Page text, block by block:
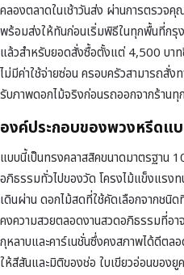
คลองตลาดในเช้าวันส่ง ผ่านการตรวจคุ
พร้อมส่งให้ทันก่อนเริ่มพิธีในทุกพื้นที่กรุ
แล้วสำหรับยอดสั่งซื้อตั้งแต่ 4,500 บาท
ไม่มีค่าใช้จ่ายซ่อน ครอบครัวสามารถสั่
รับภาพดอกไม้จริงก่อนรถออกจากร้านทุ
องค์ประกอบของพวงหรีดแ
แบบนี้เป็นทรงคลาสสิคขนาดมาตรฐาน
อภิธรรมทั่วไปของวัด โครงไม้แข็งแรง
เดินผ่าน ดอกไม้สดที่ใช้คัดเลือกจากช
คงความสวยตลอดงานสวดอภิธรรมที่อ
กุหลาบและคาร์เนชั่นซึ่งคงสภาพได้ดีตล
ให้สีสันและมิติของช่อ ใบเขียวอ่อนของยู